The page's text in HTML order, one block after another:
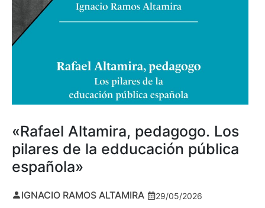
«Rafael Altamira, pedagogo. Los
pilares de la edducación pública
española»
IGNACIO RAMOS ALTAMIRA 29/05/2026